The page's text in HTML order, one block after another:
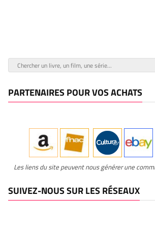
PARTENAIRES POUR VOS ACHATS
Les liens du site peuvent nous générer une
SUIVEZ-NOUS SUR LES RÉSEAUX